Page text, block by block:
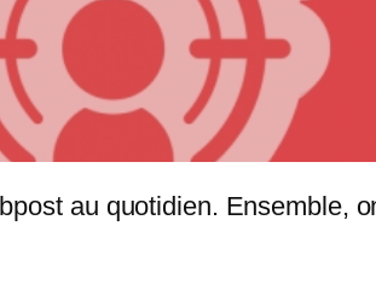
au quotidien. Ensemble,